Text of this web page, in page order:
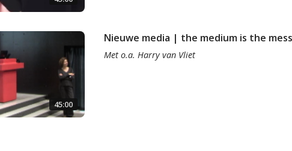
45:00
Nieuwe media | the medium is the
Met o.a. Harry van Vliet